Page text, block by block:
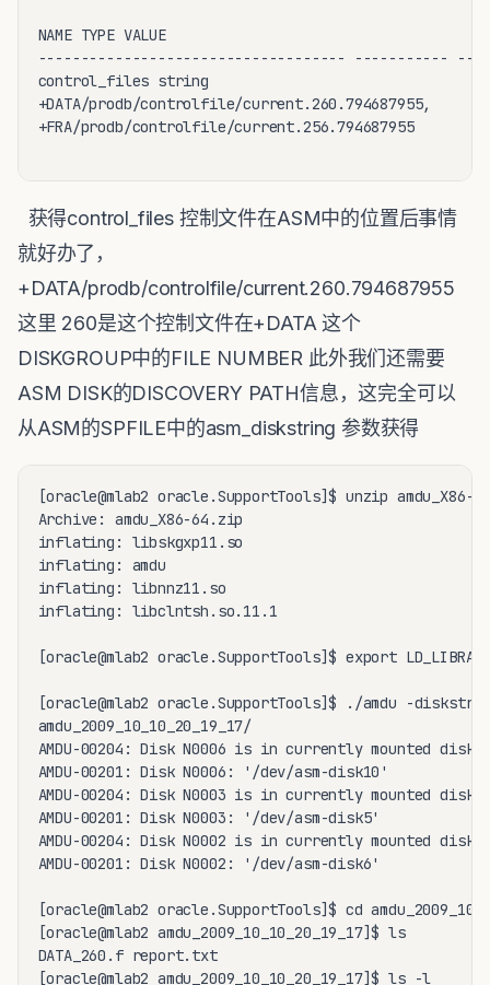
NAME TYPE VALUE
------------------------------------ -----------
control_files string
+DATA/prodb/controlfile/current.260.794687955,
+FRA/prodb/controlfile/current.256.794687955
获得control_files 控制文件在ASM中的位置后事情
就好办了，
+DATA/prodb/controlfile/current.260.794687955
这里 260是这个控制文件在+DATA 这个
DISKGROUP中的FILE NUMBER 此外我们还需要
ASM DISK的DISCOVERY PATH信息，这完全可以
从ASM的SPFILE中的asm_diskstring 参数获得
[oracle@mlab2 oracle.SupportTools]$ unzip amdu_X86-
Archive: amdu_X86-64.zip
inflating: libskgxp11.so
inflating: amdu
inflating: libnnz11.so
inflating: libclntsh.so.11.1
[oracle@mlab2 oracle.SupportTools]$ export
[oracle@mlab2 oracle.SupportTools]$ ./amdu -
amdu_2009_10_10_20_19_17/
AMDU-00204: Disk N0006 is in currently mounted
AMDU-00201: Disk N0006: '/dev/asm-disk10'
AMDU-00204: Disk N0003 is in currently mounted
AMDU-00201: Disk N0003: '/dev/asm-disk5'
AMDU-00204: Disk N0002 is in currently mounted
AMDU-00201: Disk N0002: '/dev/asm-disk6'
[oracle@mlab2 oracle.SupportTools]$ cd
[oracle@mlab2 amdu_2009_10_10_20_19_17]$ ls
DATA_260.f report.txt
[oracle@mlab2 amdu_2009_10_10_20_19_17]$ ls -l